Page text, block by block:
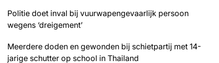
Politie doet inval bij vuurwapengevaarlijk persoon
wegens ‘dreigement’
Meerdere doden en gewonden bij schietpartij met 14-
jarige schutter op school in Thailand